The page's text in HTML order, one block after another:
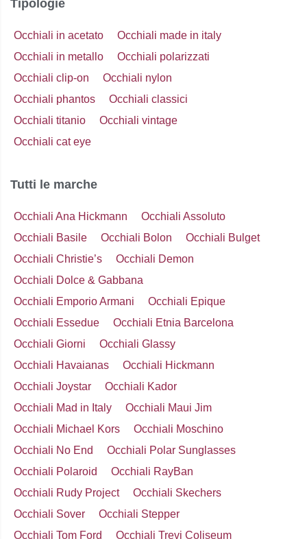
Tipologie
Occhiali in acetato
Occhiali made in italy
Occhiali in metallo
Occhiali polarizzati
Occhiali clip-on
Occhiali nylon
Occhiali phantos
Occhiali classici
Occhiali titanio
Occhiali vintage
Occhiali cat eye
Tutti le marche
Occhiali Ana Hickmann
Occhiali Assoluto
Occhiali Basile
Occhiali Bolon
Occhiali Bulget
Occhiali Christie’s
Occhiali Demon
Occhiali Dolce & Gabbana
Occhiali Emporio Armani
Occhiali Epique
Occhiali Essedue
Occhiali Etnia Barcelona
Occhiali Giorni
Occhiali Glassy
Occhiali Havaianas
Occhiali Hickmann
Occhiali Joystar
Occhiali Kador
Occhiali Mad in Italy
Occhiali Maui Jim
Occhiali Michael Kors
Occhiali Moschino
Occhiali No End
Occhiali Polar Sunglasses
Occhiali Polaroid
Occhiali RayBan
Occhiali Rudy Project
Occhiali Skechers
Occhiali Sover
Occhiali Stepper
Occhiali Tom Ford
Occhiali Trevi Coliseum